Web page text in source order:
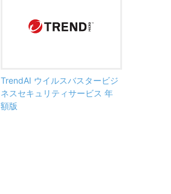
TrendAI ウイルスバスタービジ
ネスセキュリティサービス 年
額版